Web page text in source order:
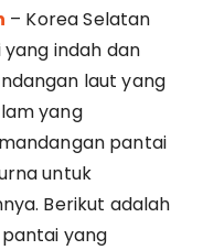
– Korea Selatan
indah dan
laut yang
yang
pantai
untuk
Berikut adalah
yang